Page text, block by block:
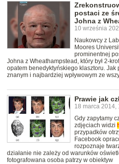
postaci ze
Johna z
10 września
Naukowcy z
Moores
prominentnej
Johna z Wheathampstead, który był 2-
opatem benedyktyńskiego klasztoru.
znanym i najbardziej wpływowym ze
Prawie jak
18 marca 2014,
Gdy zapytamy
zdjęciach widzi
przypadków
Facebook
rozpoznaje
działanie nie zależy od warunków
fotografowana osoba patrzy w obiektyw